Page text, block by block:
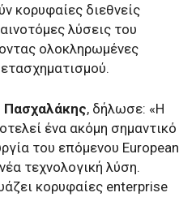
κορυφαίες διεθνείς
λύσεις του
ολοκληρωμένες
Πασχαλάκης, δήλωσε: «Η
ένα ακόμη σημαντικό
του επόμενου European
τεχνολογική λύση.
κορυφαίες enterprise